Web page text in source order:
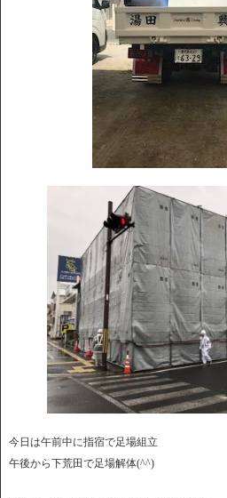
今日は午前中に指宿で足場組立
午後から下荒田で足場解体(^^)